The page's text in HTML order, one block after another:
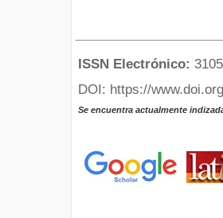
ISSN Electrónico:
DOI: https://
Se encuentra actualmente